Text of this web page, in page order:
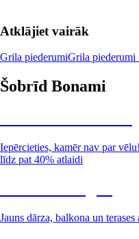
Atklājiet vairāk
Grila piederumiGrila piederumi
Šobrīd Bonami
Iepērcieties, kamēr nav par
līdz pat 40% atlaidi
Jauns dārza, balkona un